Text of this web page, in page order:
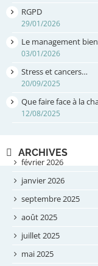
RGPD
29/01/2026
Le management
03/01/2026
Stress et cancers…
20/09/2025
Que faire face à la
12/08/2025
ARCHIVES
février 2026
janvier 2026
septembre 2025
août 2025
juillet 2025
mai 2025